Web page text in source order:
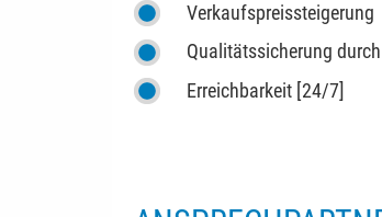
Verkaufspreissteigerung
Qualitätssicherung
Erreichbarkeit [24/7]